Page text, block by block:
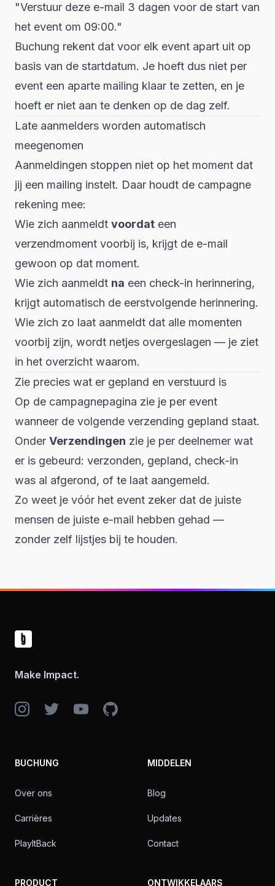
"Verstuur deze e-mail 3 dagen voor de start van
het event om 09:00."
Buchung rekent dat voor elk event apart uit op
basis van de startdatum. Je hoeft dus niet per
event een aparte mailing klaar te zetten, en je
hoeft er niet aan te denken op de dag zelf.
Late aanmelders worden automatisch
meegenomen
Aanmeldingen stoppen niet op het moment dat
jij een mailing instelt. Daar houdt de campagne
rekening mee:
Wie zich aanmeldt voordat een
verzendmoment voorbij is, krijgt de e-mail
gewoon op dat moment.
Wie zich aanmeldt na een check-in herinnering,
krijgt automatisch de eerstvolgende herinnering.
Wie zich zo laat aanmeldt dat alle momenten
voorbij zijn, wordt netjes overgeslagen — je ziet
in het overzicht waarom.
Zie precies wat er gepland en verstuurd is
Op de campagnepagina zie je per event
wanneer de volgende verzending gepland staat.
Onder Verzendingen zie je per deelnemer wat
er is gebeurd: verzonden, gepland, check-in
was al afgerond, of te laat aangemeld.
Zo weet je vóór het event zeker dat de juiste
mensen de juiste e-mail hebben gehad —
zonder zelf lijstjes bij te houden.
Make Impact.
InstagramTwitterYouTubeGitHub
BUCHUNG
Over ons
Carrières
PlayItBack
PRODUCT
MIDDELEN
Blog
Updates
Contact
ONTWIKKELAARS